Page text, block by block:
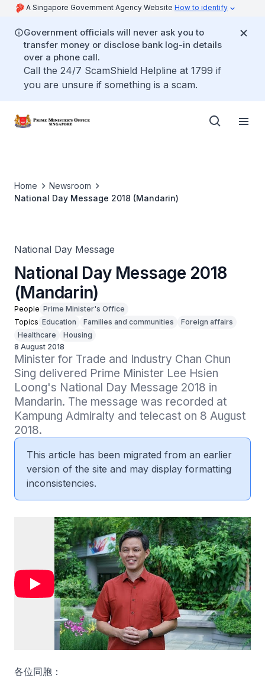
A Singapore Government Agency Website How to identify
Government officials will never ask you to
transfer money or disclose bank log-in details
over a phone call.
Call the 24/7 ScamShield Helpline at 1799 if
you are unsure if something is a scam.
Home
Newsroom
National Day Message 2018 (Mandarin)
National Day Message
National Day Message 2018
(Mandarin)
People Prime Minister's Office
Topics Education Families and communities
Foreign affairs
Healthcare
Housing
8 August 2018
Minister for Trade and Industry Chan Chun
Sing delivered Prime Minister Lee Hsien
Loong's National Day Message 2018 in
Mandarin. The message was recorded at
Kampung Admiralty and telecast on 8 August
2018.
This article has been migrated from an earlier
version of the site and may display formatting
inconsistencies.
各位同胞：